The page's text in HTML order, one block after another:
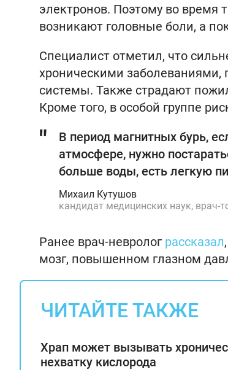
электронов. Поэтому во время
возникают головные боли, а
Специалист отметил, что
хроническими заболеваниями,
системы. Также страдают
Кроме того, в особой группе
В период магнитных бурь,
атмосфере, нужно
больше воды, есть легкую
Михаил Кутушов
кандидат медицинских наук, врач-
Ранее врач-невролог рассказал
мозг, повышенном глазном
ЧИТАЙТЕ ТАКЖЕ
Храп может вызывать
нехватку кислорода